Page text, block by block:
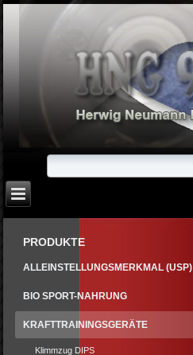
PRODUKTE
ALLEINSTELLUNGSMERKMAL (USP)
BIO SPORT-NAHRUNG
KRAFTTRAININGSGERÄTE
Klimmzug DIPS